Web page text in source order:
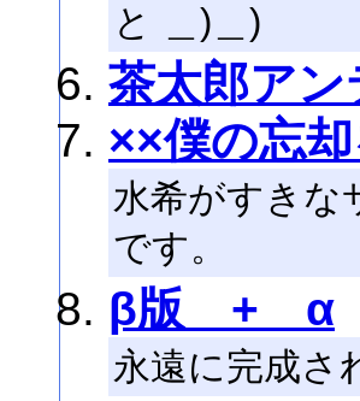
と ＿)＿)
茶太郎アン
××僕の忘
水希がすきな
です。
β版 + α
永遠に完成さ